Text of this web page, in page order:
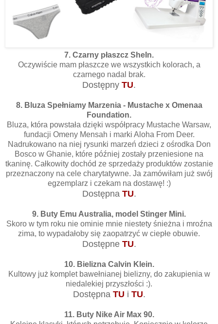
7. Czarny płaszcz SheIn.
Oczywiście mam płaszcze we wszystkich kolorach, a
czarnego nadal brak.
Dostępny TU.
8. Bluza Spełniamy Marzenia - Mustache x Omenaa
Foundation.
Bluza, która powstała dzięki współpracy Mustache Warsaw,
fundacji Omeny Mensah i marki Aloha From Deer.
Nadrukowano na niej rysunki marzeń dzieci z ośrodka Don
Bosco w Ghanie, które później zostały przeniesione na
tkaninę. Całkowity dochód ze sprzedaży produktów zostanie
przeznaczony na cele charytatywne. Ja zamówiłam już swój
egzemplarz i czekam na dostawę! :)
Dostępna TU.
9. Buty Emu Australia, model Stinger Mini.
Skoro w tym roku nie ominie mnie niestety śnieżna i mroźna
zima, to wypadałoby się zaopatrzyć w ciepłe obuwie.
Dostępne TU.
10. Bielizna Calvin Klein.
Kultowy już komplet bawełnianej bielizny, do zakupienia w
niedalekiej przyszłości :).
Dostępna TU i TU.
11. Buty Nike Air Max 90.